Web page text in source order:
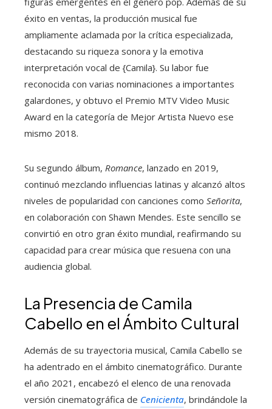
éxito en ventas, la producción musical fue
ampliamente aclamada por la crítica especializada,
destacando su riqueza sonora y la emotiva
interpretación vocal de {Camila}. Su labor fue
reconocida con varias nominaciones a importantes
galardones, y obtuvo el Premio MTV Video Music
Award en la categoría de Mejor Artista Nuevo ese
mismo 2018.
Su segundo álbum, Romance, lanzado en 2019,
continuó mezclando influencias latinas y alcanzó altos
niveles de popularidad con canciones como Señorita,
en colaboración con Shawn Mendes. Este sencillo se
convirtió en otro gran éxito mundial, reafirmando su
capacidad para crear música que resuena con una
audiencia global.
La Presencia de Camila
Cabello en el Ámbito Cultural
Además de su trayectoria musical, Camila Cabello se
ha adentrado en el ámbito cinematográfico. Durante
el año 2021, encabezó el elenco de una renovada
versión cinematográfica de Cenicienta, brindándole la